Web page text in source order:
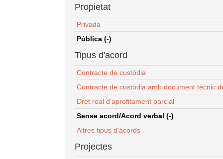
Propietat
Privada
Pública (-)
Tipus d'acord
Contracte de custòdia
Contracte de custòdia amb document tècnic
Dret real d'aprofitament parcial
Sense acord/Acord verbal (-)
Altres tipus d'acords
Projectes